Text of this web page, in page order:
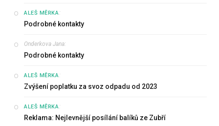
ALEŠ MĚRKA:
Podrobné kontakty
Onderkova Jana:
Podrobné kontakty
ALEŠ MĚRKA:
Zvýšení poplatku za svoz odpadu od 2023
ALEŠ MĚRKA:
Reklama: Nejlevnější posílání balíků ze Zubří